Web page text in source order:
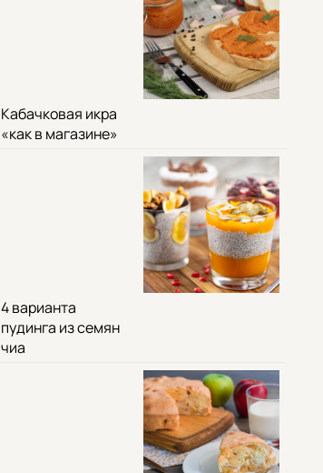
Кабачковая икра
«как в магазине»
4 варианта
пудинга из семян
чиа